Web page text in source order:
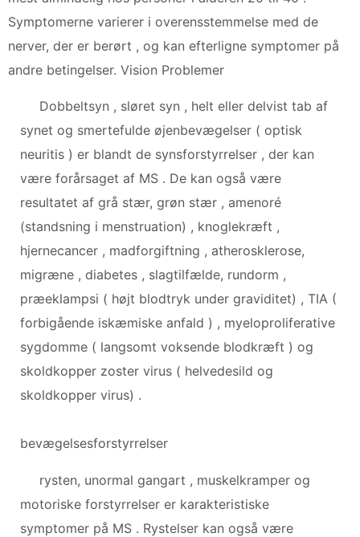
Symptomerne varierer i overensstemmelse med de
nerver, der er berørt , og kan efterligne symptomer på
andre betingelser. Vision Problemer
Dobbeltsyn , sløret syn , helt eller delvist tab af
synet og smertefulde øjenbevægelser ( optisk
neuritis ) er blandt de synsforstyrrelser , der kan
være forårsaget af MS . De kan også være
resultatet af grå stær, grøn stær , amenoré
(standsning i menstruation) , knoglekræft ,
hjernecancer , madforgiftning , atherosklerose,
migræne , diabetes , slagtilfælde, rundorm ,
præeklampsi ( højt blodtryk under graviditet) , TIA (
forbigående iskæmiske anfald ) , myeloproliferative
sygdomme ( langsomt voksende blodkræft ) og
skoldkopper zoster virus ( helvedesild og
skoldkopper virus) .
bevægelsesforstyrrelser
rysten, unormal gangart , muskelkramper og
motoriske forstyrrelser er karakteristiske
symptomer på MS . Rystelser kan også være